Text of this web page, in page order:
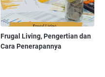
Frugal Living, Pengertian dan
Cara Penerapannya